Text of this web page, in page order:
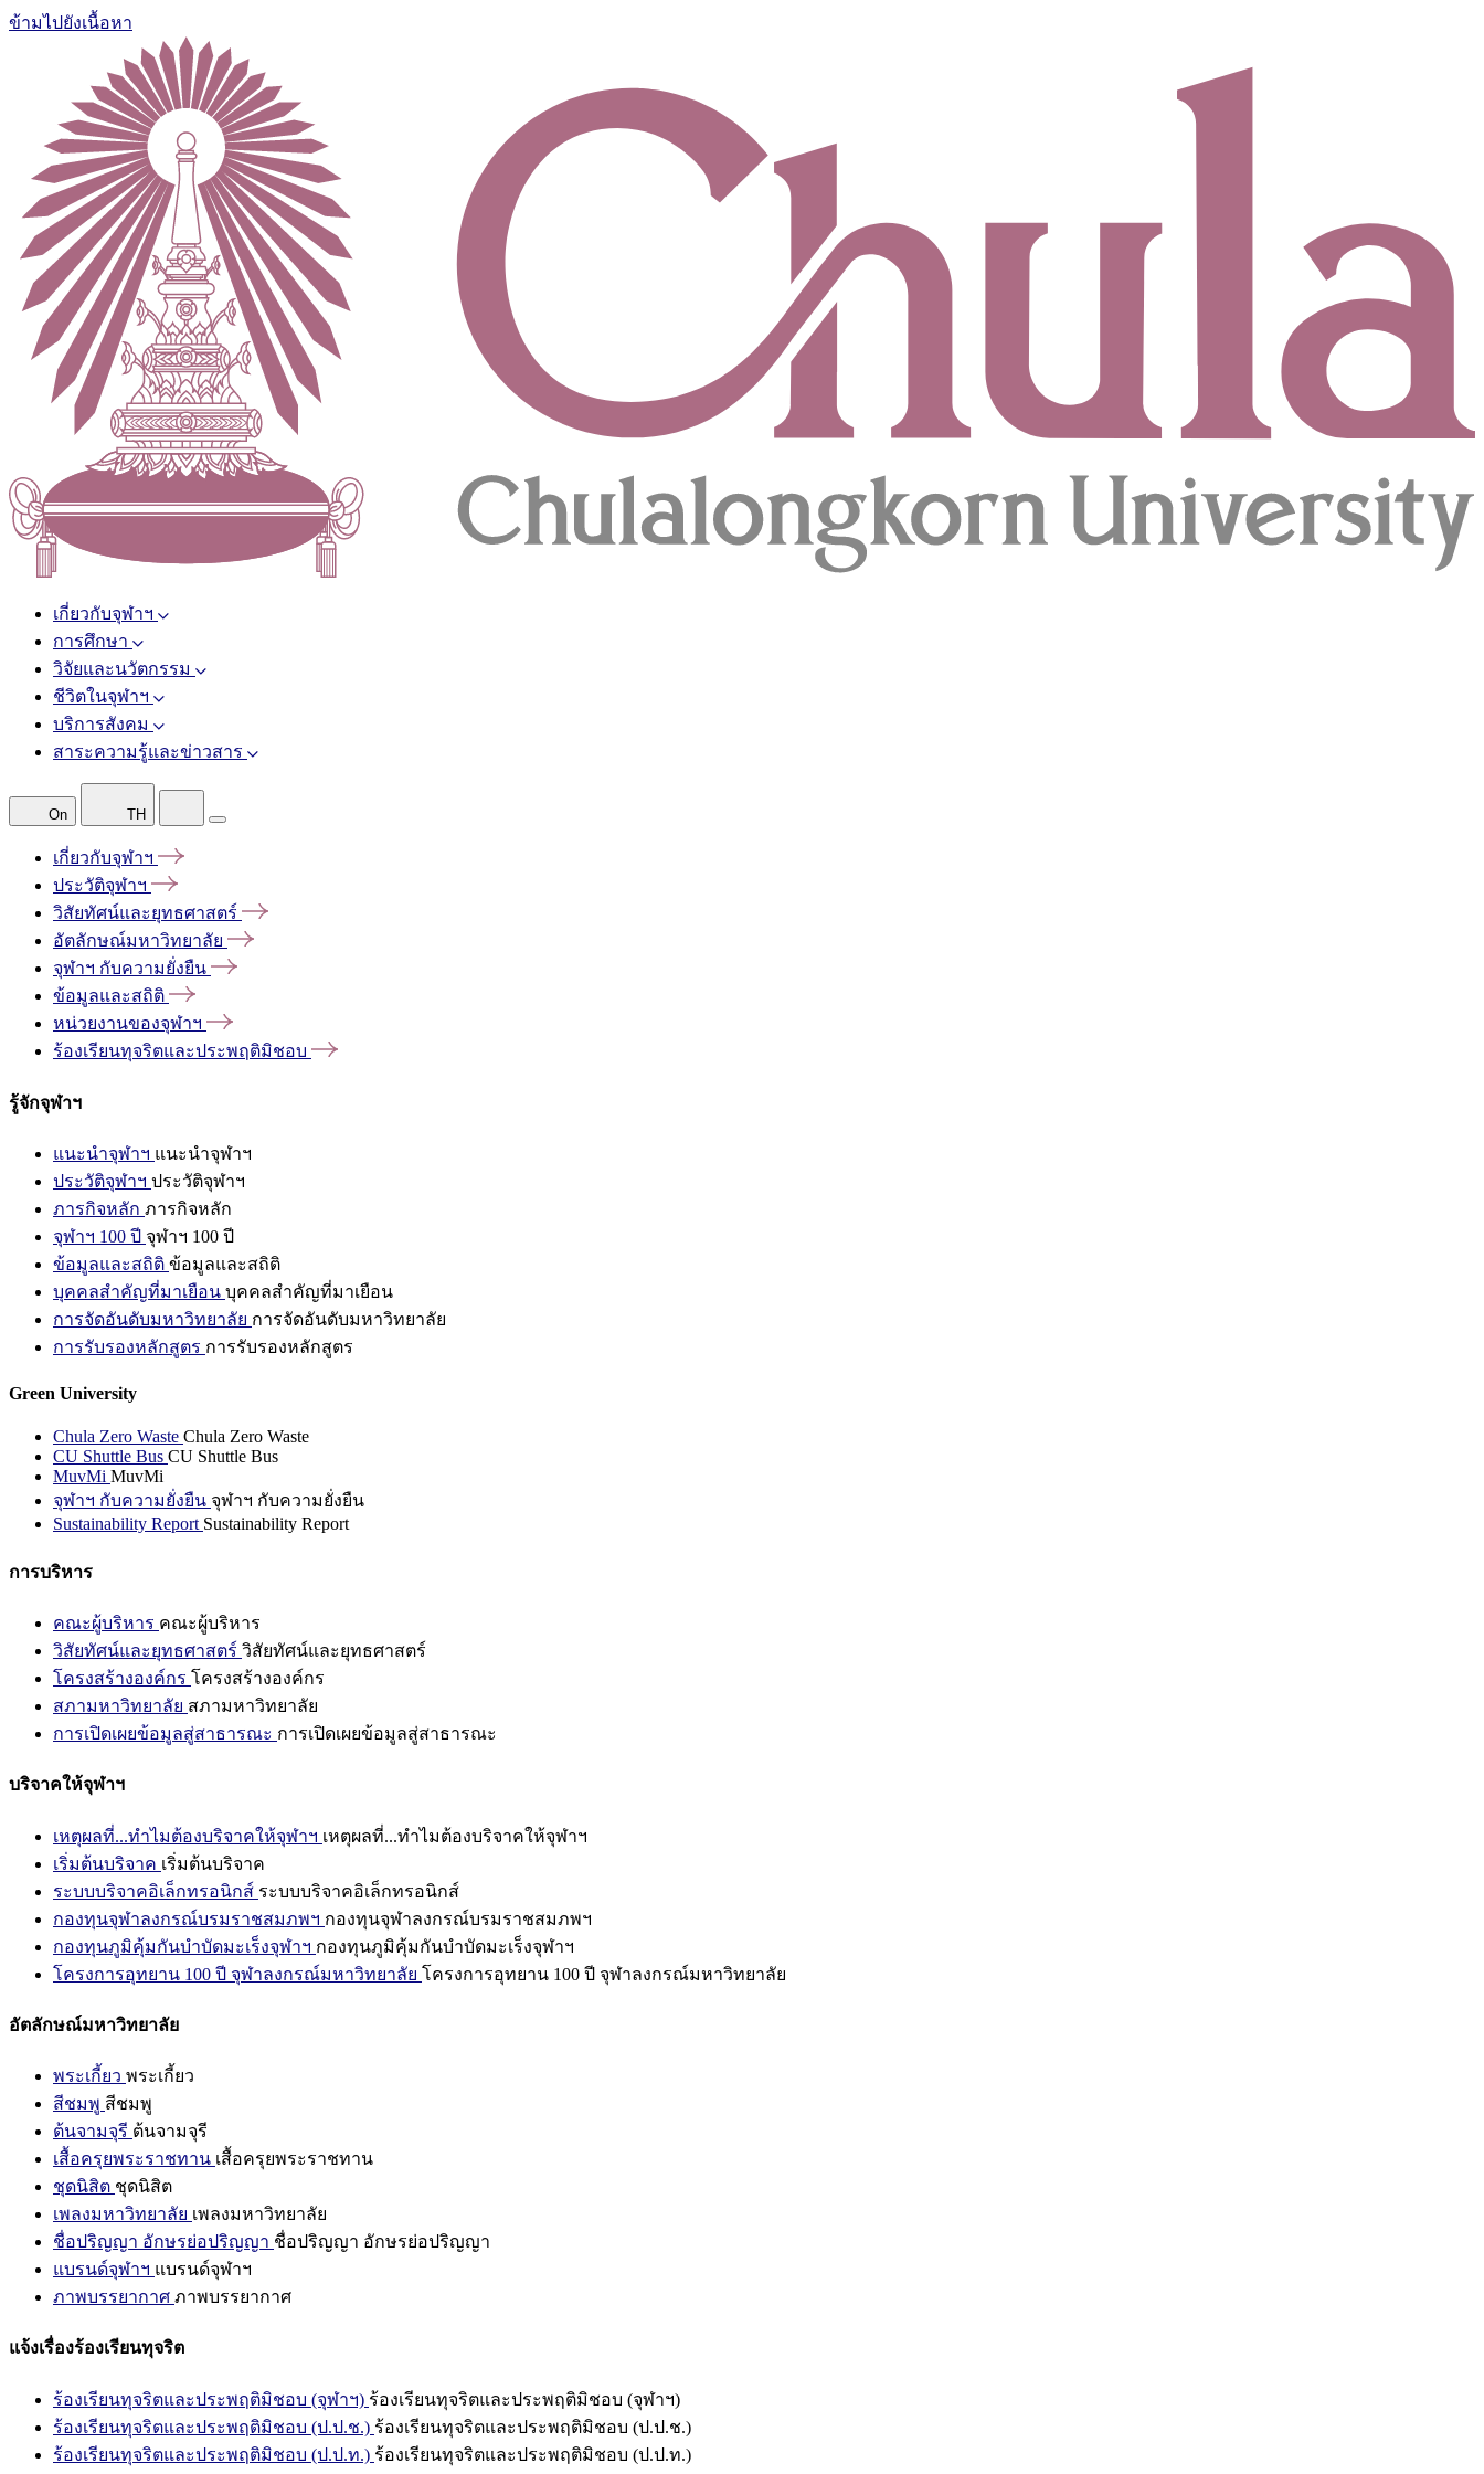
ข้ามไปยังเนื้อหา
เกี่ยวกับจุฬาฯ
การศึกษา
วิจัยและนวัตกรรม
ชีวิตในจุฬาฯ
บริการสังคม
สาระความรู้และข่าวสาร
On TH
เกี่ยวกับจุฬาฯ
ประวัติจุฬาฯ
วิสัยทัศน์และยุทธศาสตร์
อัตลักษณ์มหาวิทยาลัย
จุฬาฯ กับความยั่งยืน
ข้อมูลและสถิติ
หน่วยงานของจุฬาฯ
ร้องเรียนทุจริตและประพฤติมิชอบ
รู้จักจุฬาฯ
แนะนำจุฬาฯ แนะนำจุฬาฯ
ประวัติจุฬาฯ ประวัติจุฬาฯ
ภารกิจหลัก ภารกิจหลัก
จุฬาฯ 100 ปี จุฬาฯ 100 ปี
ข้อมูลและสถิติ ข้อมูลและสถิติ
บุคคลสำคัญที่มาเยือน บุคคลสำคัญที่มาเยือน
การจัดอันดับมหาวิทยาลัย การจัดอันดับมหาวิทยาลัย
การรับรองหลักสูตร การรับรองหลักสูตร
Green University
Chula Zero Waste Chula Zero Waste
CU Shuttle Bus CU Shuttle Bus
MuvMi MuvMi
จุฬาฯ กับความยั่งยืน จุฬาฯ กับความยั่งยืน
Sustainability Report Sustainability Report
การบริหาร
คณะผู้บริหาร คณะผู้บริหาร
วิสัยทัศน์และยุทธศาสตร์ วิสัยทัศน์และยุทธศาสตร์
โครงสร้างองค์กร โครงสร้างองค์กร
สภามหาวิทยาลัย สภามหาวิทยาลัย
การเปิดเผยข้อมูลสู่สาธารณะ การเปิดเผยข้อมูลสู่สาธารณะ
บริจาคให้จุฬาฯ
เหตุผลที่...ทำไมต้องบริจาคให้จุฬาฯ เหตุผลที่...ทำไมต้องบริจาคให้จุฬาฯ
เริ่มต้นบริจาค เริ่มต้นบริจาค
ระบบบริจาคอิเล็กทรอนิกส์ ระบบบริจาคอิเล็กทรอนิกส์
กองทุนจุฬาลงกรณ์บรมราชสมภพฯ กองทุนจุฬาลงกรณ์บรมราชสมภพฯ
กองทุนภูมิคุ้มกันบำบัดมะเร็งจุฬาฯ กองทุนภูมิคุ้มกันบำบัดมะเร็งจุฬาฯ
โครงการอุทยาน 100 ปี จุฬาลงกรณ์มหาวิทยาลัย โครงการอุทยาน 100 ปี จุฬาลงกรณ์มหาวิทยาลัย
อัตลักษณ์มหาวิทยาลัย
พระเกี้ยว พระเกี้ยว
สีชมพู สีชมพู
ต้นจามจุรี ต้นจามจุรี
เสื้อครุยพระราชทาน เสื้อครุยพระราชทาน
ชุดนิสิต ชุดนิสิต
เพลงมหาวิทยาลัย เพลงมหาวิทยาลัย
ชื่อปริญญา อักษรย่อปริญญา ชื่อปริญญา อักษรย่อปริญญา
แบรนด์จุฬาฯ แบรนด์จุฬาฯ
ภาพบรรยากาศ ภาพบรรยากาศ
แจ้งเรื่องร้องเรียนทุจริต
ร้องเรียนทุจริตและประพฤติมิชอบ (จุฬาฯ) ร้องเรียนทุจริตและประพฤติมิชอบ (จุฬาฯ)
ร้องเรียนทุจริตและประพฤติมิชอบ (ป.ป.ช.) ร้องเรียนทุจริตและประพฤติมิชอบ (ป.ป.ช.)
ร้องเรียนทุจริตและประพฤติมิชอบ (ป.ป.ท.) ร้องเรียนทุจริตและประพฤติมิชอบ (ป.ป.ท.)